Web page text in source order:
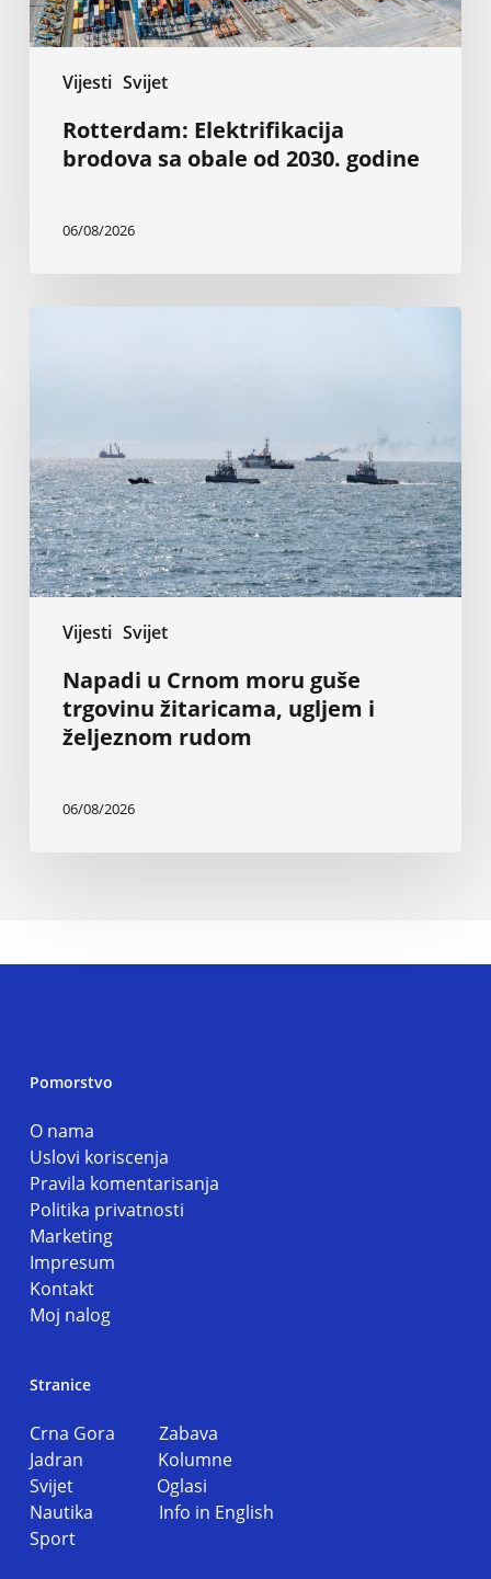
Vijesti Svijet
Rotterdam: Elektrifikacija
brodova sa obale od 2030. godine
06/08/2026
Vijesti Svijet
žitaricama,
ugljem
i
željeznom
rudom
Napadi u Crnom moru guše
trgovinu žitaricama, ugljem i
željeznom rudom
06/08/2026
Pomorstvo
O nama
Uslovi koriscenja
Pravila komentarisanja
Politika privatnosti
Marketing
Impresum
Kontakt
Moj nalog
Stranice
Crna Gora Zabava
Jadran Kolumne
Svijet Oglasi
Nautika Info in English
Sport